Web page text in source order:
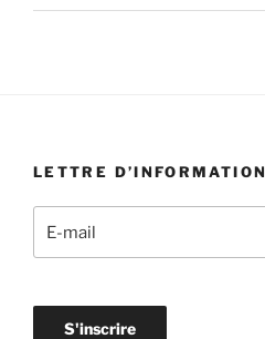
LETTRE D’INFORMATION